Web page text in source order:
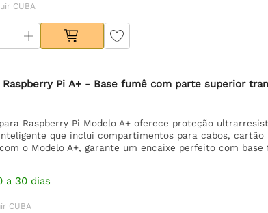
CUBA
Pi A+ - Base fumê com parte superior
Raspberry Pi Modelo A+ oferece proteção
que inclui compartimentos para cabos, cartão
o Modelo A+, garante um encaixe perfeito com
a 30 dias
CUBA